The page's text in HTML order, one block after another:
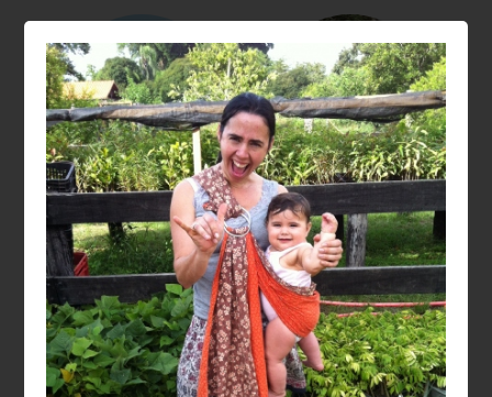
Laura Barbosa
Vedovato
Projeto:Recuperação
da biodiversidade e
estoques de carbono na
restauração de
paisagens florestais
Moisés Silveira
Lobão
Projeto:
Dendroclimatologia em
Sistemas agroflorestais
(SAFs): relações entre
sanidade, crescimento